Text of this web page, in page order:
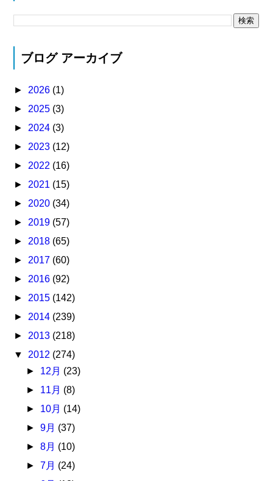
ブログ アーカイブ
► 2026 (1)
► 2025 (3)
► 2024 (3)
► 2023 (12)
► 2022 (16)
► 2021 (15)
► 2020 (34)
► 2019 (57)
► 2018 (65)
► 2017 (60)
► 2016 (92)
► 2015 (142)
► 2014 (239)
► 2013 (218)
▼ 2012 (274)
► 12月 (23)
► 11月 (8)
► 10月 (14)
► 9月 (37)
► 8月 (10)
► 7月 (24)